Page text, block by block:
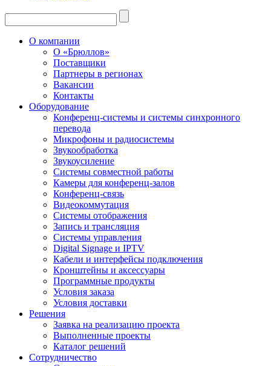
О компании
О «Брюллов»
Поставщики
Партнеры в регионах
Вакансии
Контакты
Оборудование
Конференц-системы и системы синхронного
перевода
Микрофоны и радиосистемы
Звукообработка
Звукоусиление
Системы совместной работы
Камеры для конференц-залов
Конференц-связь
Видеокоммутация
Системы отображения
Запись и трансляция
Системы управления
Digital Signage и IPTV
Кабели и интерфейсы подключения
Кронштейны и аксессуары
Программные продукты
Условия заказа
Условия доставки
Решения
Заявка на реализацию проекта
Выполненные проекты
Каталог решений
Сотрудничество